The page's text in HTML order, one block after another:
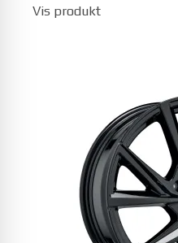
Vis produkt